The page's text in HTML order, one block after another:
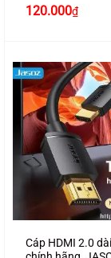
Giá
120.000₫Giá
hiện
Cáp HDMI 2.0